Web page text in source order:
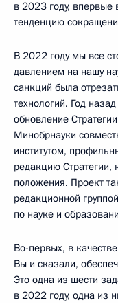
в 2023 году, впервые
тенденцию
В 2022 году мы все
давлением на нашу
санкций была
технологий. Год
обновление
Минобрнауки
институтом,
редакцию Стратегии,
положения. Проект
редакционной
по науке и
Во-первых, в
Вы и сказали,
Это одна из шести
в 2022 году, одна из